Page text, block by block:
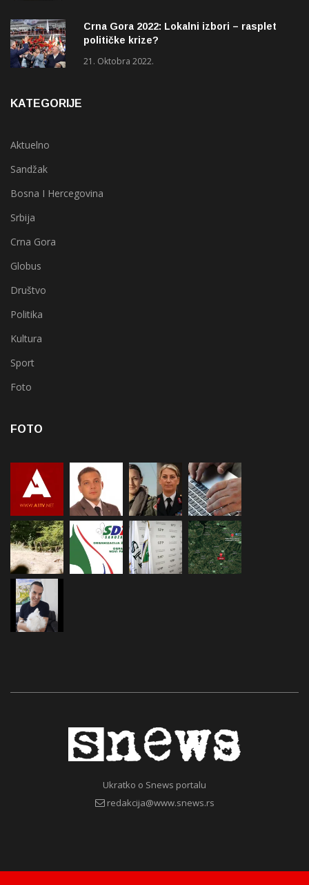
Crna Gora 2022: Lokalni izbori – rasplet
političke krize?
21. Oktobra 2022.
KATEGORIJE
Aktuelno
Sandžak
Bosna I Hercegovina
Srbija
Crna Gora
Globus
Društvo
Politika
Kultura
Sport
Foto
FOTO
Ukratko o Snews portalu
redakcija@www.snews.rs